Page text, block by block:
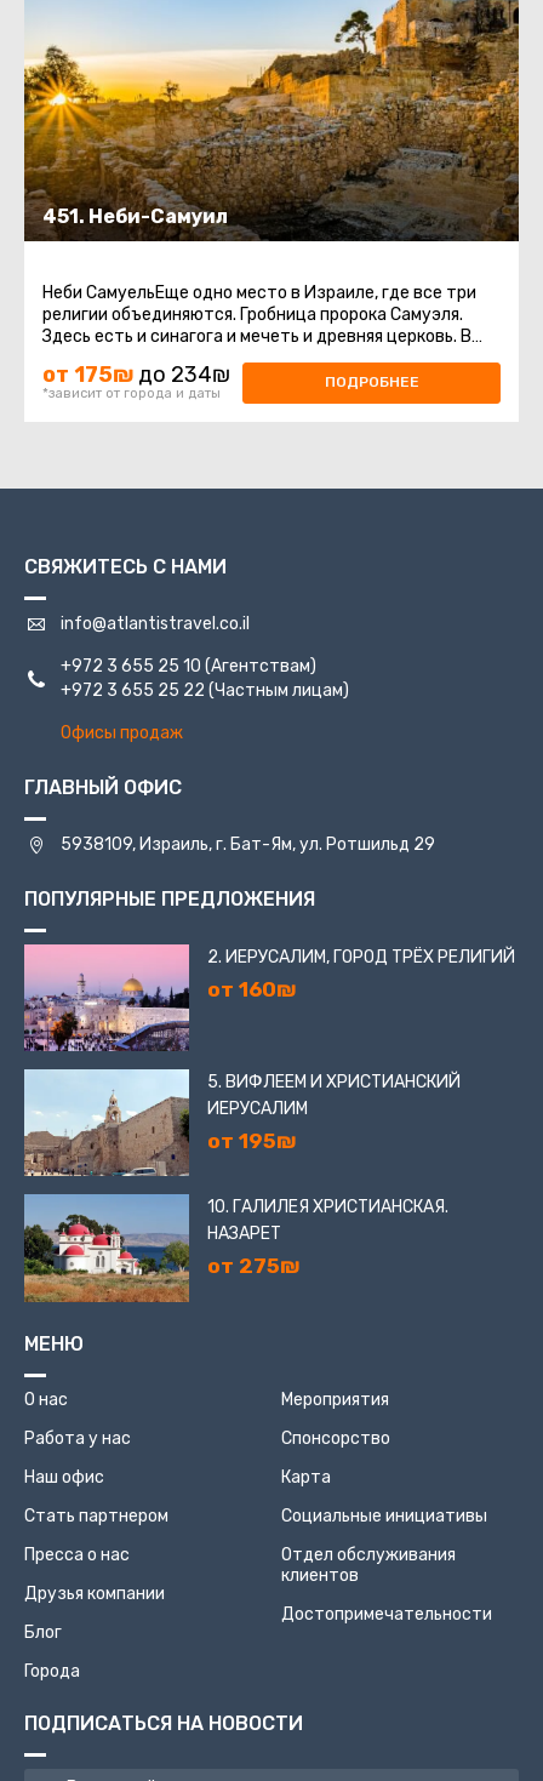
451. Неби-Самуил
Неби СамуельЕще одно место в Израиле, где все три
религии объединяются. Гробница пророка Самуэля.
Здесь есть и синагога и мечеть и древняя церковь. В
от 175₪ до 234₪
*зависит от города и даты
ПОДРОБНЕЕ
СВЯЖИТЕСЬ С НАМИ
info@atlantistravel.co.il
+972 3 655 25 10 (Агентствам)
+972 3 655 25 22 (Частным лицам)
Офисы продаж
ГЛАВНЫЙ ОФИС
5938109, Израиль, г. Бат-Ям, ул. Ротшильд 29
ПОПУЛЯРНЫЕ ПРЕДЛОЖЕНИЯ
2. ИЕРУСАЛИМ, ГОРОД ТРЁХ РЕЛИГИЙ
от 160₪
5. ВИФЛЕЕМ И ХРИСТИАНСКИЙ
ИЕРУСАЛИМ
от 195₪
10. ГАЛИЛЕЯ ХРИСТИАНСКАЯ.
НАЗАРЕТ
от 275₪
МЕНЮ
О нас
Работа у нас
Наш офис
Стать партнером
Пресса о нас
Друзья компании
Блог
Города
Мероприятия
Спонсорство
Карта
Социальные инициативы
Отдел обслуживания
клиентов
Достопримечательности
ПОДПИСАТЬСЯ НА НОВОСТИ